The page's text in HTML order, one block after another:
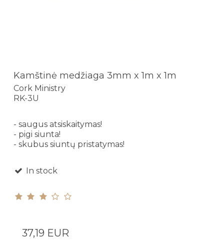
Kamštinė medžiaga 3mm x 1m x 1m
Cork Ministry
RK-3U
- saugus atsiskaitymas!
- pigi siunta!
- skubus siuntų pristatymas!
In stock
37,19 EUR